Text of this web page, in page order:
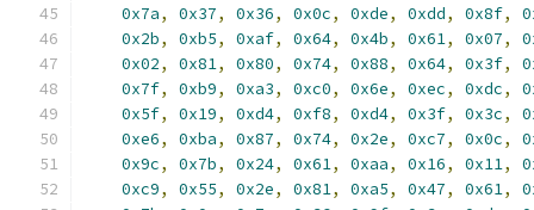
0x7a, 0x37, 0x36, 0x0c, 0xde, 0xdd, 0x8f,
0x2b, 0xb5, 0xaf, 0x64, 0x4b, 0x61, 0x07,
0x02, 0x81, 0x80, 0x74, 0x88, 0x64, 0x3f,
0x7f, 0xb9, 0xa3, 0xc0, 0x6e, 0xec, 0xdc,
0x5f, 0x19, 0xd4, 0xf8, 0xd4, 0x3f, 0x3c,
0xe6, 0xba, 0x87, 0x74, 0x2e, 0xc7, 0x0c,
0x9c, 0x7b, 0x24, 0x61, 0xaa, 0x16, 0x11,
0xc9, 0x55, 0x2e, 0x81, 0xa5, 0x47, 0x61,